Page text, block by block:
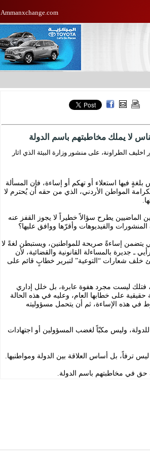
Ammanxchange.com
لا يملك مخاطبتهم باسم الدولة
الطراونة، على منشور وزارة البيئة الذي اثار
فيها استعلاء أو تهكم أو إساءة، فإن المسألة
المواطن الأردني، الذي من حقه أن يُحترم لا
الماضيين يطرح سؤالاً خطيراً لا يجوز القفز عنه
والفيديوهات وأقرّها ووافق عليها؟
إساءةً صريحة للمواطنين، ويستبطن لغةً لا
ـ جديرة بالمساءلة القانونية والقضائية، لأن
خلف شعارات “التوعية” لتبرير خطابٍ قائم على
فتلك ليست مجرد هفوة عابرة، بل خلل إداري
على خطابها العام، وعليه في هذه الحالة
في هذه الإساءة، ثم أن يتحمل مسؤوليته
وليس مكبّاً لغضب المسؤولين أو اجتهادات
ليس ترفاً، بل أساس العلاقة بين الدولة ومواطنيها.
في مخاطبتهم باسم الدولة.